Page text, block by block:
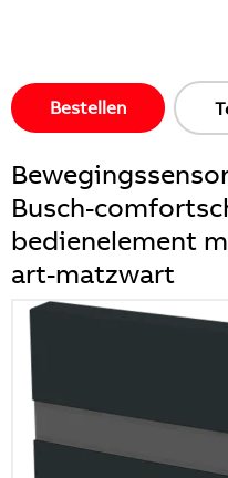
Bestellen
Busch-
bedienelement
art-matzwart